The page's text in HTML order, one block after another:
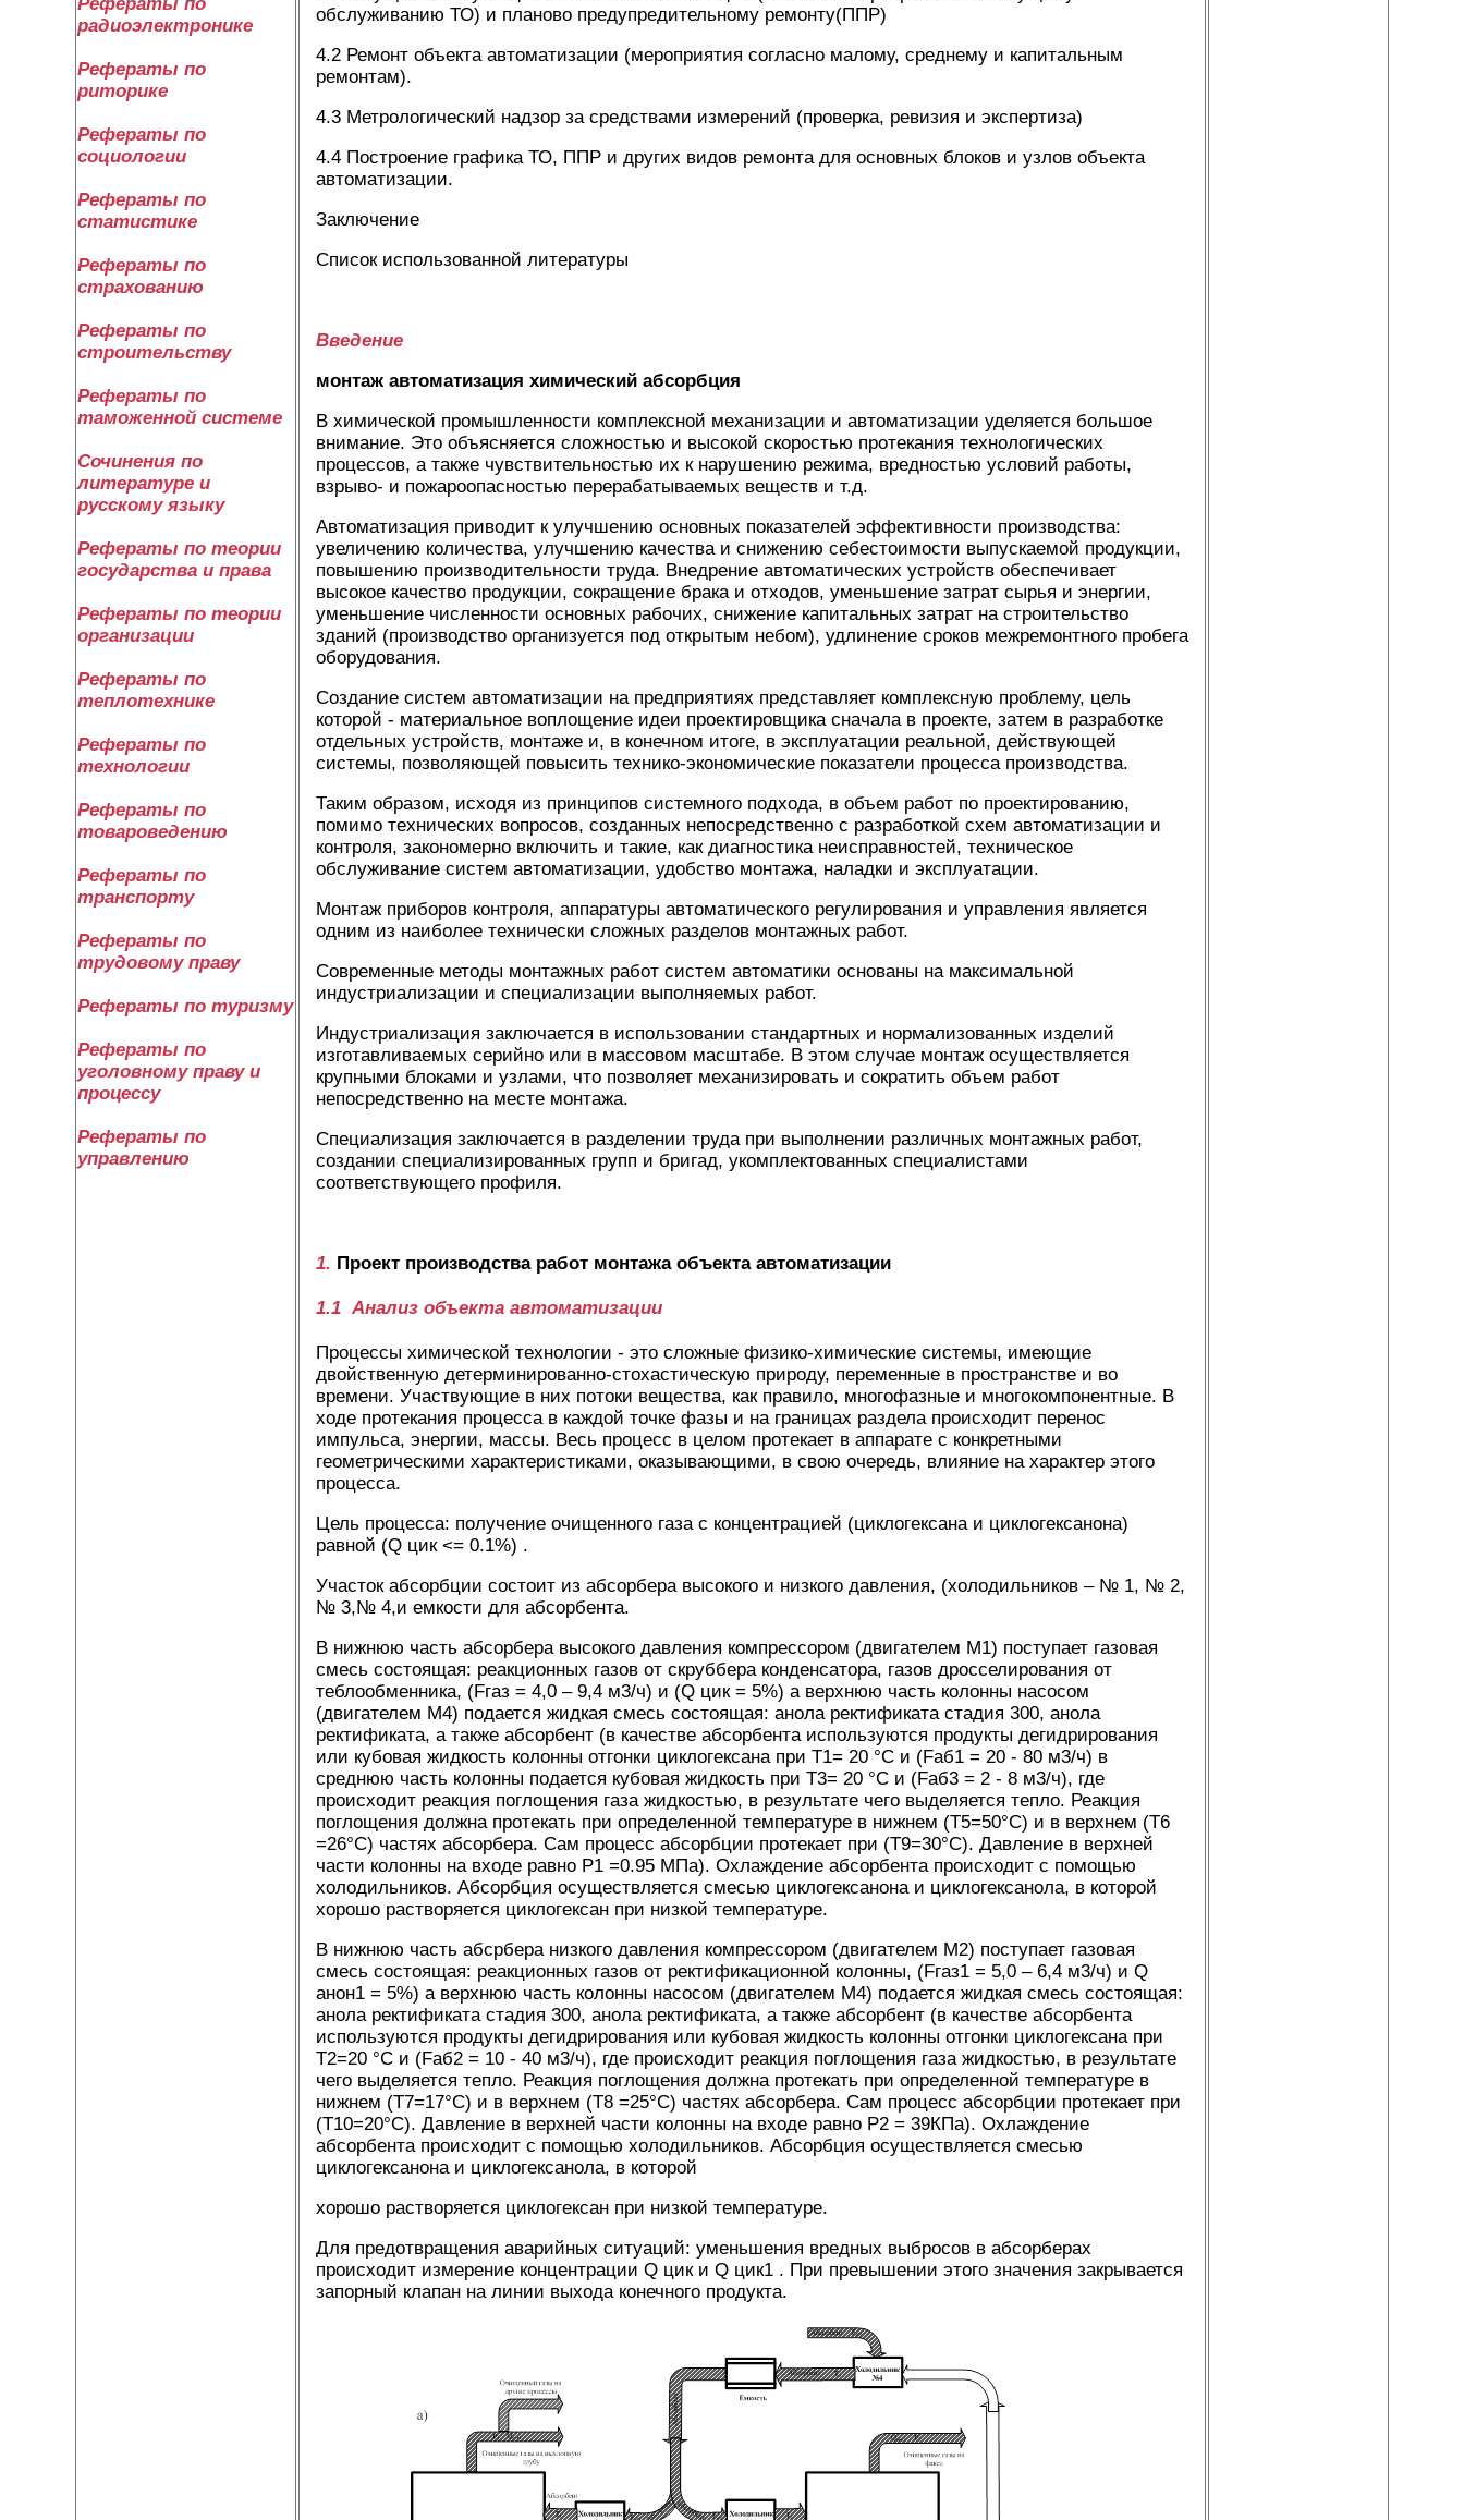
радиоэлектронике
Рефераты по
риторике
Рефераты по
социологии
Рефераты по
статистике
Рефераты по
страхованию
Рефераты по
строительству
Рефераты по
таможенной системе
Сочинения по
литературе и
русскому языку
Рефераты по теории
государства и права
Рефераты по теории
организации
Рефераты по
теплотехнике
Рефераты по
технологии
Рефераты по
товароведению
Рефераты по
транспорту
Рефераты по
трудовому праву
Рефераты по туризму
Рефераты по
уголовному праву и
процессу
Рефераты по
управлению
обслуживанию ТО) и планово предупредительному ремонту(ППР)
4.2 Ремонт объекта автоматизации (мероприятия согласно малому, среднему и капитальным
ремонтам).
4.3 Метрологический надзор за средствами измерений (проверка, ревизия и экспертиза)
4.4 Построение графика ТО, ППР и других видов ремонта для основных блоков и узлов объекта
автоматизации.
Заключение
Список использованной литературы
Введение
монтаж автоматизация химический абсорбция
В химической промышленности комплексной механизации и автоматизации уделяется большое
внимание. Это объясняется сложностью и высокой скоростью протекания технологических
процессов, а также чувствительностью их к нарушению режима, вредностью условий работы,
взрыво- и пожароопасностью перерабатываемых веществ и т.д.
Автоматизация приводит к улучшению основных показателей эффективности производства:
увеличению количества, улучшению качества и снижению себестоимости выпускаемой продукции,
повышению производительности труда. Внедрение автоматических устройств обеспечивает
высокое качество продукции, сокращение брака и отходов, уменьшение затрат сырья и энергии,
уменьшение численности основных рабочих, снижение капитальных затрат на строительство
зданий (производство организуется под открытым небом), удлинение сроков межремонтного пробега
оборудования.
Создание систем автоматизации на предприятиях представляет комплексную проблему, цель
которой - материальное воплощение идеи проектировщика сначала в проекте, затем в разработке
отдельных устройств, монтаже и, в конечном итоге, в эксплуатации реальной, действующей
системы, позволяющей повысить технико-экономические показатели процесса производства.
Таким образом, исходя из принципов системного подхода, в объем работ по проектированию,
помимо технических вопросов, созданных непосредственно с разработкой схем автоматизации и
контроля, закономерно включить и такие, как диагностика неисправностей, техническое
обслуживание систем автоматизации, удобство монтажа, наладки и эксплуатации.
Монтаж приборов контроля, аппаратуры автоматического регулирования и управления является
одним из наиболее технически сложных разделов монтажных работ.
Современные методы монтажных работ систем автоматики основаны на максимальной
индустриализации и специализации выполняемых работ.
Индустриализация заключается в использовании стандартных и нормализованных изделий
изготавливаемых серийно или в массовом масштабе. В этом случае монтаж осуществляется
крупными блоками и узлами, что позволяет механизировать и сократить объем работ
непосредственно на месте монтажа.
Специализация заключается в разделении труда при выполнении различных монтажных работ,
создании специализированных групп и бригад, укомплектованных специалистами
соответствующего профиля.
1. Проект производства работ монтажа объекта автоматизации
1.1 Анализ объекта автоматизации
Процессы химической технологии - это сложные физико-химические системы, имеющие
двойственную детерминированно-стохастическую природу, переменные в пространстве и во
времени. Участвующие в них потоки вещества, как правило, многофазные и многокомпонентные. В
ходе протекания процесса в каждой точке фазы и на границах раздела происходит перенос
импульса, энергии, массы. Весь процесс в целом протекает в аппарате с конкретными
геометрическими характеристиками, оказывающими, в свою очередь, влияние на характер этого
процесса.
Цель процесса: получение очищенного газа с концентрацией (циклогексана и циклогексанона)
равной (Q цик <= 0.1%) .
Участок абсорбции состоит из абсорбера высокого и низкого давления, (холодильников – № 1, № 2,
№ 3,№ 4,и емкости для абсорбента.
В нижнюю часть абсорбера высокого давления компрессором (двигателем M1) поступает газовая
смесь состоящая: реакционных газов от скруббера конденсатора, газов дросселирования от
теблообменника, (Fгаз = 4,0 – 9,4 м3/ч) и (Q цик = 5%) а верхнюю часть колонны насосом
(двигателем M4) подается жидкая смесь состоящая: анола ректификата стадия 300, анола
ректификата, а также абсорбент (в качестве абсорбента используются продукты дегидрирования
или кубовая жидкость колонны отгонки циклогексана при T1= 20 °С и (Fаб1 = 20 - 80 м3/ч) в
среднюю часть колонны подается кубовая жидкость при T3= 20 °С и (Fаб3 = 2 - 8 м3/ч), где
происходит реакция поглощения газа жидкостью, в результате чего выделяется тепло. Реакция
поглощения должна протекать при определенной температуре в нижнем (Т5=50°С) и в верхнем (Т6
=26°С) частях абсорбера. Сам процесс абсорбции протекает при (Т9=30°С). Давление в верхней
части колонны на входе равно P1 =0.95 МПа). Охлаждение абсорбента происходит с помощью
холодильников. Абсорбция осуществляется смесью циклогексанона и циклогексанола, в которой
хорошо растворяется циклогексан при низкой температуре.
В нижнюю часть абсрбера низкого давления компрессором (двигателем M2) поступает газовая
смесь состоящая: реакционных газов от ректификационной колонны, (Fгаз1 = 5,0 – 6,4 м3/ч) и Q
анон1 = 5%) а верхнюю часть колонны насосом (двигателем M4) подается жидкая смесь состоящая:
анола ректификата стадия 300, анола ректификата, а также абсорбент (в качестве абсорбента
используются продукты дегидрирования или кубовая жидкость колонны отгонки циклогексана при
Т2=20 °С и (Fаб2 = 10 - 40 м3/ч), где происходит реакция поглощения газа жидкостью, в результате
чего выделяется тепло. Реакция поглощения должна протекать при определенной температуре в
нижнем (Т7=17°С) и в верхнем (Т8 =25°С) частях абсорбера. Сам процесс абсорбции протекает при
(Т10=20°С). Давление в верхней части колонны на входе равно P2 = 39КПа). Охлаждение
абсорбента происходит с помощью холодильников. Абсорбция осуществляется смесью
циклогексанона и циклогексанола, в которой
хорошо растворяется циклогексан при низкой температуре.
Для предотвращения аварийных ситуаций: уменьшения вредных выбросов в абсорберах
происходит измерение концентрации Q цик и Q цик1 . При превышении этого значения закрывается
запорный клапан на линии выхода конечного продукта.